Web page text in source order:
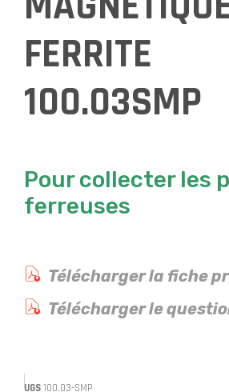
FERRITE
100.03SMP
Pour collecter les
ferreuses
Télécharger la fiche
Télécharger le
UGS100.03-SMP